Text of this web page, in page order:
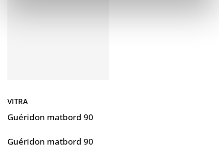
VITRA
Guéridon matbord 90
Guéridon matbord 90